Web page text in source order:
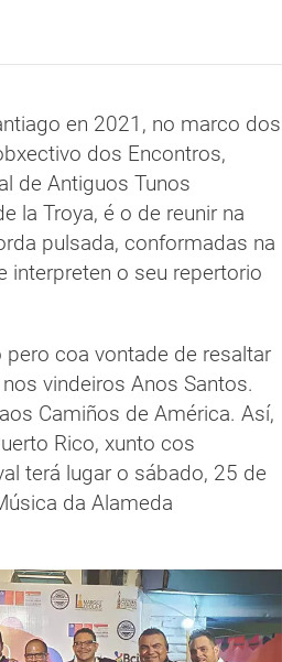
en 2021, no marco dos
dos Encontros,
de Antiguos Tunos
la Troya, é o de reunir na
pulsada, conformadas na
interpreten o seu repertorio
coa vontade de resaltar
vindeiros Anos Santos.
Camiños de América. Así,
Rico, xunto cos
terá lugar o sábado, 25 de
da Alameda